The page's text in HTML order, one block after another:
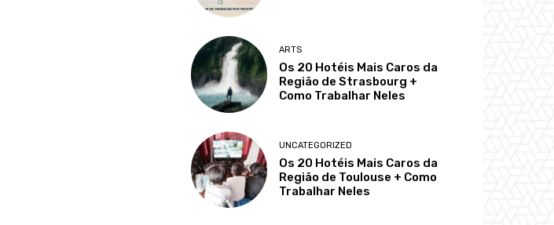
ARTS
Os 20 Hotéis Mais Caros da
Região de Strasbourg +
Como Trabalhar Neles
UNCATEGORIZED
Os 20 Hotéis Mais Caros da
Região de Toulouse + Como
Trabalhar Neles